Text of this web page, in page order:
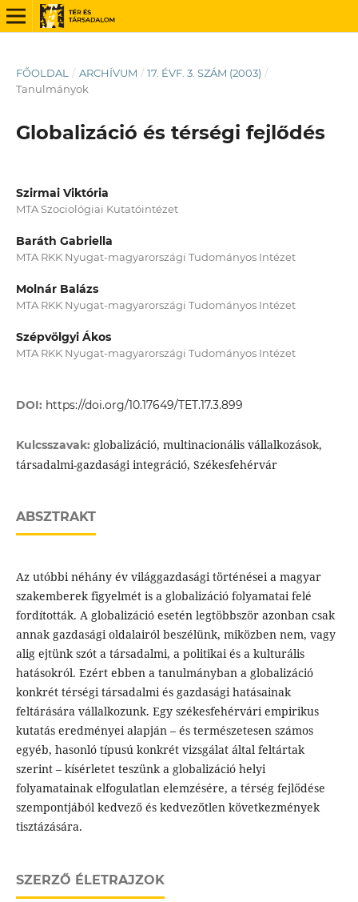
FŐOLDAL / ARCHÍVUM / 17. ÉVF. 3. SZÁM (2003) /
Tanulmányok
Globalizáció és térségi fejlődés
Szirmai Viktória
MTA Szociológiai Kutatóintézet
Baráth Gabriella
MTA RKK Nyugat-magyarországi Tudományos Intézet
Molnár Balázs
MTA RKK Nyugat-magyarországi Tudományos Intézet
Szépvölgyi Ákos
MTA RKK Nyugat-magyarországi Tudományos Intézet
DOI: https://doi.org/10.17649/TET.17.3.899
Kulcsszavak: globalizáció, multinacionális vállalkozások,
társadalmi-gazdasági integráció, Székesfehérvár
ABSZTRAKT
Az utóbbi néhány év világgazdasági történései a magyar
szakemberek figyelmét is a globalizáció folyamatai felé
fordították. A globalizáció esetén legtöbbször azonban csak
annak gazdasági oldalairól beszélünk, miközben nem, vagy
alig ejtünk szót a társadalmi, a politikai és a kulturális
hatásokról. Ezért ebben a tanulmányban a globalizáció
konkrét térségi társadalmi és gazdasági hatásainak
feltárására vállalkozunk. Egy székesfehérvári empirikus
kutatás eredményei alapján – és természetesen számos
egyéb, hasonló típusú konkrét vizsgálat által feltártak
szerint – kísérletet teszünk a globalizáció helyi
folyamatainak elfogulatlan elemzésére, a térség fejlődése
szempontjából kedvező és kedvezőtlen következmények
tisztázására.
SZERZŐ ÉLETRAJZOK